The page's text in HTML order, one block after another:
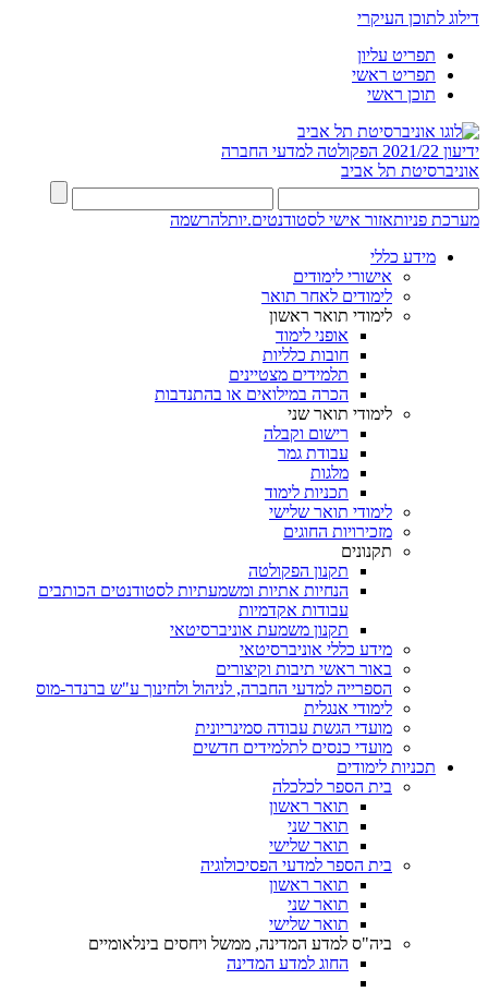
דילוג לתוכן העיקרי
תפריט עליון
תפריט ראשי
תוכן ראשי
ידיעון 2021/22
הפקולטה למדעי החברה
אוניברסיטת תל אביב
מערכת פניותאזור אישי לסטודנטים.יותלהרשמה
מידע כללי
אישורי לימודים
לימודים לאחר תואר
לימודי תואר ראשון
אופני לימוד
חובות כלליות
תלמידים מצטיינים
הכרה במילואים או בהתנדבות
לימודי תואר שני
רישום וקבלה
עבודת גמר
מלגות
תכניות לימוד
לימודי תואר שלישי
מזכירויות החוגים
תקנונים
תקנון הפקולטה
הנחיות אתיות ומשמעתיות לסטודנטים הכותבים
עבודות אקדמיות
תקנון משמעת אוניברסיטאי
מידע כללי אוניברסיטאי
באור ראשי תיבות וקיצורים
הספרייה למדעי החברה, לניהול ולחינוך ע"ש ברנדר-מוס
לימודי אנגלית
מועדי הגשת עבודה סמינריונית
מועדי כנסים לתלמידים חדשים
תכניות לימודים
בית הספר לכלכלה
תואר ראשון
תואר שני
תואר שלישי
בית הספר למדעי הפסיכולוגיה
תואר ראשון
תואר שני
תואר שלישי
ביה"ס למדע המדינה, ממשל ויחסים בינלאומיים
החוג למדע המדינה